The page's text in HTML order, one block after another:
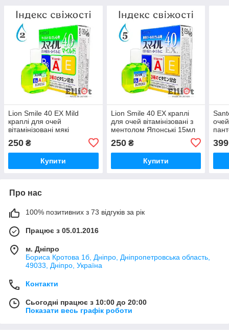
Lion Smile 40 EX Mild
краплі для очей
вітамінізовані мякі
250 ₴
Купити
Lion Smile 40 EX краплі
для очей вітамінізовані з
ментолом Японські 15мл
250₴
Купити
399
Про нас
100% позитивних з 73 відгуків за рік
Працює з 05.01.2016
м. Дніпро
Бориса Кротова 1б, Дніпро, Дніпропетровська область,
49033, Дніпро, Україна
Контакти
Сьогодні працює з 10:00 до 20:00
Показати весь графік роботи